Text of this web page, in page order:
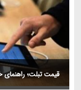
قیمت تبلت؛ راهنمای